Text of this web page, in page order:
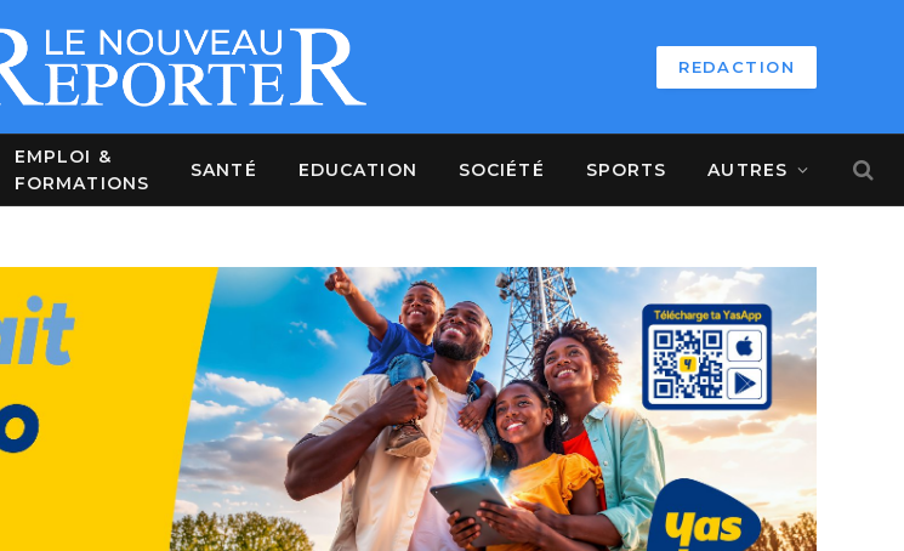
REDACTION
EMPLOI &
FORMATIONS
SANTÉ EDUCATION SOCIÉTÉ SPORTS AUTRES